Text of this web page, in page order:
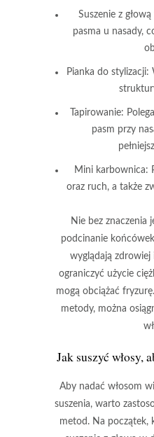
Suszenie z głową
pasma u nasady,
Pianka do stylizacji:
Tapirowanie:
pasm przy
Mini karbownica:
oraz ruch, a także
Nie bez znaczenia
podcinanie końcówek
wyglądają zdrowiej
ograniczyć użycie
mogą obciążać
metody, można
Jak suszyć włosy,
Aby nadać włosom
suszenia, warto
metod. Na początek,